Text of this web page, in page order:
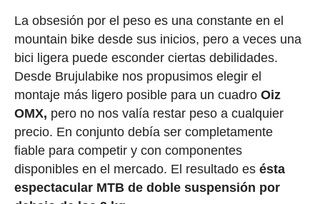
La obsesión por el peso es una constante en el
mountain bike desde sus inicios, pero a veces una
bici ligera puede esconder ciertas debilidades.
Desde Brujulabike nos propusimos elegir el
montaje más ligero posible para un cuadro Oiz
OMX, pero no nos valía restar peso a cualquier
precio. En conjunto debía ser completamente
fiable para competir y con componentes
disponibles en el mercado. El resultado es ésta
espectacular MTB de doble suspensión por